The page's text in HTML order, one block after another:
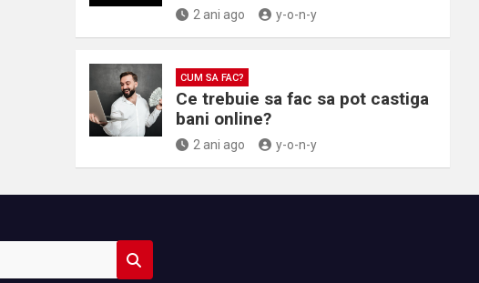
2 ani ago y-o-n-y
CUM SA FAC?
Ce trebuie sa fac sa pot castiga
bani online?
2 ani ago y-o-n-y